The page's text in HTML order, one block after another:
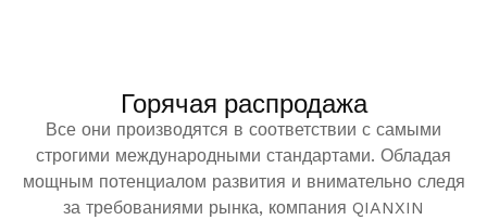
Горячая распродажа
Все они производятся в соответствии с самыми
строгими международными стандартами. Обладая
мощным потенциалом развития и внимательно следя
за требованиями рынка, компания QIANXIN